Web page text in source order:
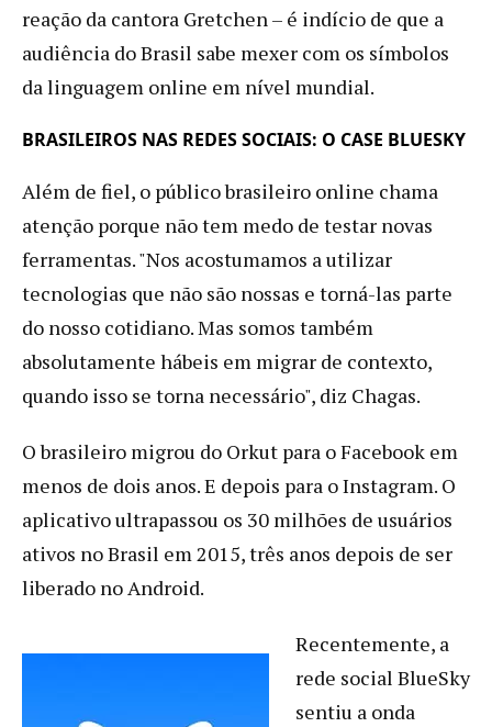
reação da cantora Gretchen – é indício de que a
audiência do Brasil sabe mexer com os símbolos
da linguagem online em nível mundial.
BRASILEIROS NAS REDES SOCIAIS: O CASE BLUESKY
Além de fiel, o público brasileiro online chama
atenção porque não tem medo de testar novas
ferramentas. "Nos acostumamos a utilizar
tecnologias que não são nossas e torná-las parte
do nosso cotidiano. Mas somos também
absolutamente hábeis em migrar de contexto,
quando isso se torna necessário", diz Chagas.
O brasileiro migrou do Orkut para o Facebook em
menos de dois anos. E depois para o Instagram. O
aplicativo ultrapassou os 30 milhões de usuários
ativos no Brasil em 2015, três anos depois de ser
liberado no Android.
Recentemente, a
rede social BlueSky
sentiu a onda